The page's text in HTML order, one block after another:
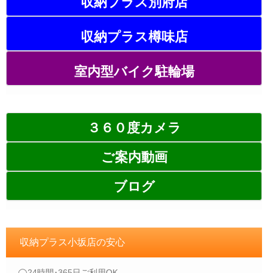
収納プラス樽味店
室内型バイク駐輪場
３６０度カメラ
ご案内動画
ブログ
収納プラス小坂店の安心